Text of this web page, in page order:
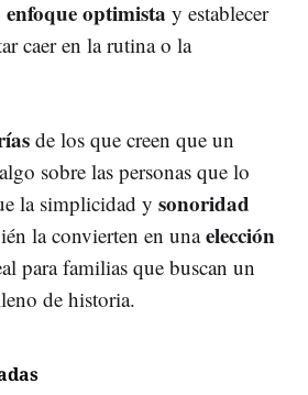
enfoque optimista y establecer
caer en la rutina o la
de los que creen que un
sobre las personas que lo
la simplicidad y sonoridad
la convierten en unaelección
para familias que buscan un
de historia.